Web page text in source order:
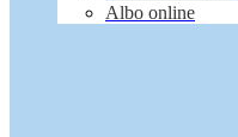
Albo online